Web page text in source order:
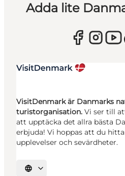
Adda lite
VisitDenmark är Danmarks
turistorganisation. Vi ser till
att upptäcka det allra bästa
erbjuda! Vi hoppas att du
upplevelser och sevärdheter.
Välj språk